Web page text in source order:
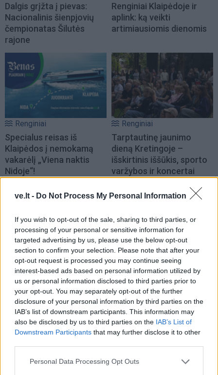
ve.lt - Do Not Process My Personal Information
If you wish to opt-out of the sale, sharing to third parties, or
processing of your personal or sensitive information for
targeted advertising by us, please use the below opt-out
section to confirm your selection. Please note that after your
opt-out request is processed you may continue seeing
interest-based ads based on personal information utilized by
us or personal information disclosed to third parties prior to
your opt-out. You may separately opt-out of the further
disclosure of your personal information by third parties on the
IAB’s list of downstream participants. This information may
also be disclosed by us to third parties on the IAB’s List of
Downstream Participants that may further disclose it to other
Personal Data Processing Opt Outs
Dalgis grįžta į pievas:
Nacionalinis šienpjovių
čempionatas Šilutės
rajone
Renginiai Klaipėdoje ir
aplink: ką veikti
artimiausiomis dienomis
Renginiai
Specialus reisas iš
Klaipėdos į nemokamą
vakarėlį „Viena naktis
Nidoje“!
Renginiai
Tarptautinę jaunimo
dieną Kretingoje –
išskirtinis iššūkis, sporto
varžybos ir koncertai
Renginiai
Jaunimas susitiks su
didžiausiais regiono
darbdaviais
Renginiai
Palangoje kviečia į filmą
„Vogti arklius“ bei judesio
laboratoriją